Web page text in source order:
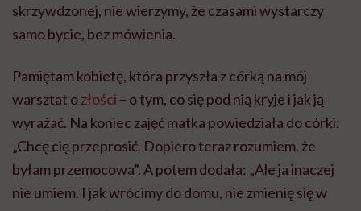
skrzywdzonej, nie wierzymy, że czasami wystarczy
samo bycie, bez mówienia.
Pamiętam kobietę, która przyszła z córką na mój
warsztat ozłości – o tym, co się pod nią kryje i jak ją
wyrażać. Na koniec zajęć matka powiedziała do córki:
„Chcę cię przeprosić. Dopiero teraz rozumiem, że
byłam przemocowa”. A potem dodała: „Ale ja inaczej
nie umiem. I jak wrócimy do domu, nie zmienię się w